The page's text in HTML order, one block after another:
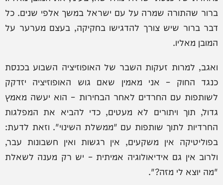
ברור שהתורה שמרה על עם ישראל במשך אלפי שנים. כל
דבר ברור שיש צורך להדגישו בחקיקה, בעצם מערער על
המובן מאליו.
ואגב, למרות זעקות השבר של האופוזיציה השבוע בכנסת
כנגד החוק – אני מאמין שאם גוש האופוזיציה יזדקק
לשותפות עם החרדים לאחר הבחירות – הוא יעשה מאמץ
גדול, תוך ויתורים לא מעטים, כדי להביא את המפלגות
החרדיות לתוך שותפות עם "ממשלת השינוי". וזאת לדעת:
בפוליטיקה אין משקעים, אין רגשות ואין חשבונות עבר,
ולרוב אין גם אידיאולוגיה אמיתית – יש רק מענה לשאלת
"מה יוצא לי מזה?".